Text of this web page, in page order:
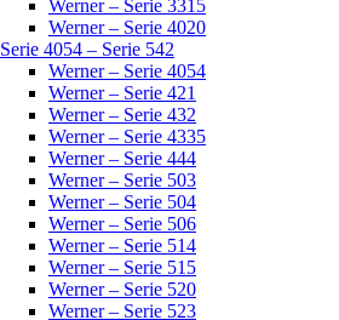
Werner – Serie 3315
Werner – Serie 4020
Serie 4054 – Serie 542
Werner – Serie 4054
Werner – Serie 421
Werner – Serie 432
Werner – Serie 4335
Werner – Serie 444
Werner – Serie 503
Werner – Serie 504
Werner – Serie 506
Werner – Serie 514
Werner – Serie 515
Werner – Serie 520
Werner – Serie 523